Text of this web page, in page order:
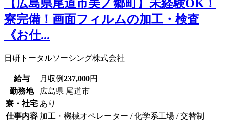
【広島県尾道市美ノ郷町】未経験OK！
寮完備！画面フィルムの加工・検査
《お仕...
日研トータルソーシング株式会社
給与 月収例237,000円
勤務地
広島県 尾道市
寮・社宅 あり
仕事内容 加工・機械オペレーター / 化学系工場 / 交替制